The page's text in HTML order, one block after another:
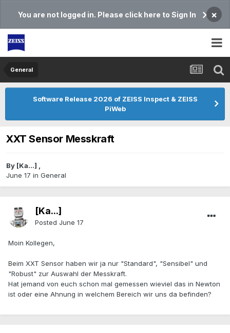
You are not logged in. Please click here to Sign In ×
General
Software Release 2026 of ZEISS Inspect & ZEISS
PiWeb
XXT Sensor Messkraft
By [Ka...] ,
June 17 in General
[Ka...]
Posted June 17
Moin Kollegen,
Beim XXT Sensor haben wir ja nur "Standard", "Sensibel" und
"Robust" zur Auswahl der Messkraft.
Hat jemand von euch schon mal gemessen wieviel das in Newton
ist oder eine Ahnung in welchem Bereich wir uns da befinden?